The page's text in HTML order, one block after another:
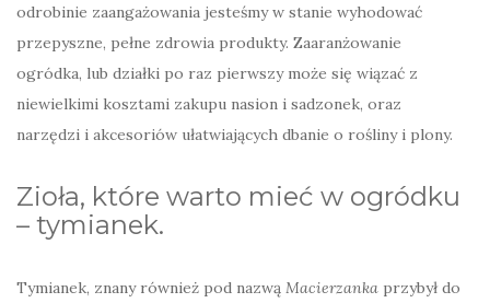
odrobinie zaangażowania jesteśmy w stanie wyhodować
przepyszne, pełne zdrowia produkty. Zaaranżowanie
ogródka, lub działki po raz pierwszy może się wiązać z
niewielkimi kosztami zakupu nasion i sadzonek, oraz
narzędzi i akcesoriów ułatwiających dbanie o rośliny i plony.
Zioła, które warto mieć w ogródku
– tymianek.
Tymianek, znany również pod nazwą Macierzanka przybył do